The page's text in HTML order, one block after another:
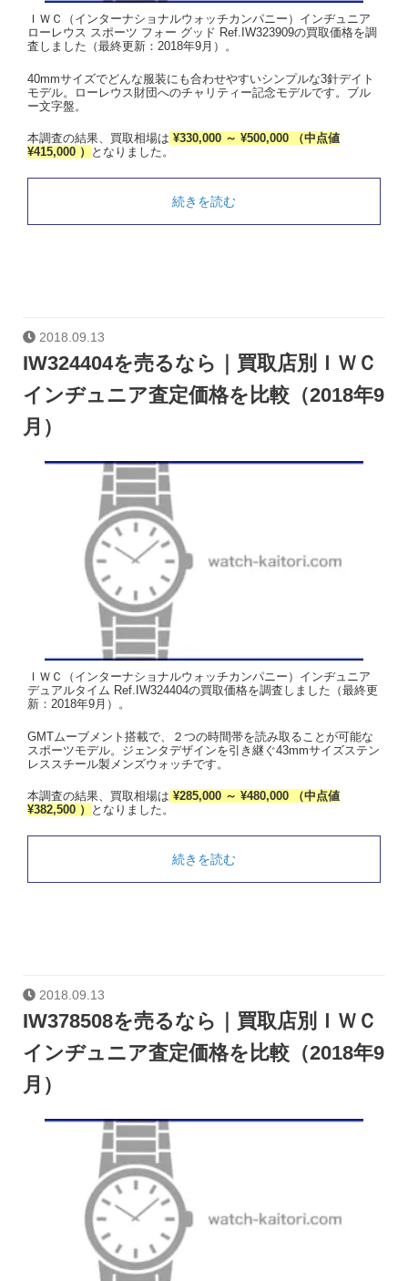
ＩＷＣ（インターナショナルウォッチカンパニー）インヂュニア
ローレウス スポーツ フォー グッド Ref.IW323909の買取価格を調
査しました（最終更新：2018年9月）。
40mmサイズでどんな服装にも合わせやすいシンプルな3針デイト
モデル。ローレウス財団へのチャリティー記念モデルです。ブル
ー文字盤。
本調査の結果、買取相場は ¥330,000 ～ ¥500,000 （中点値
¥415,000 ）
となりました。
続きを読む
2018.09.13
IW324404を売るなら｜買取店別ＩＷＣ
インヂュニア査定価格を比較（2018年9
月）
ＩＷＣ（インターナショナルウォッチカンパニー）インヂュニア
デュアルタイム Ref.IW324404の買取価格を調査しました（最終更
新：2018年9月）。
GMTムーブメント搭載で、２つの時間帯を読み取ることが可能な
スポーツモデル。ジェンタデザインを引き継ぐ43mmサイズステン
レススチール製メンズウォッチです。
本調査の結果、買取相場は ¥285,000 ～ ¥480,000 （中点値
¥382,500 ）
となりました。
続きを読む
2018.09.13
IW378508を売るなら｜買取店別ＩＷＣ
インヂュニア査定価格を比較（2018年9
月）